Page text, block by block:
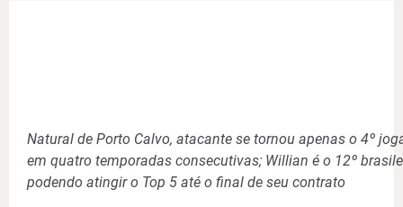
Natural de Porto Calvo, atacante se tornou apenas o 4º
em quatro temporadas consecutivas; Willian é o 12º
podendo atingir o Top 5 até o final de seu contrato